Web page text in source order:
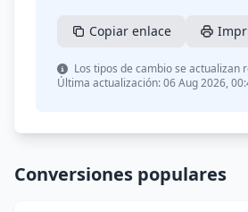
Copiar enlace
Los tipos de cambio se actualizan
Última actualización: 06 Aug 2026,
Conversiones populares